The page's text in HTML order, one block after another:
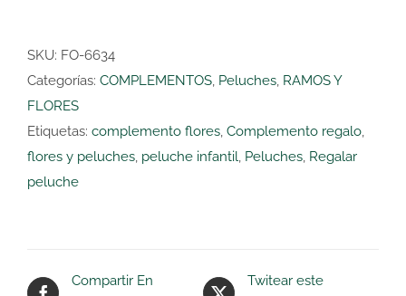
TALL
cantidad
SKU: FO-6634
Categorías: COMPLEMENTOS Peluches RAMOS Y
FLORES
Etiquetas: complemento flores Complemento regalo
flores y peluches peluche infantil Peluches Regalar
peluche
Compartir En
Twitear este